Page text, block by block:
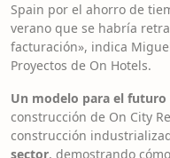
Spain por el ahorro de
verano que se habría
facturación», indica
Proyectos de On Hotels.
Un modelo para el
construcción de On City
construcción
sector, demostrando